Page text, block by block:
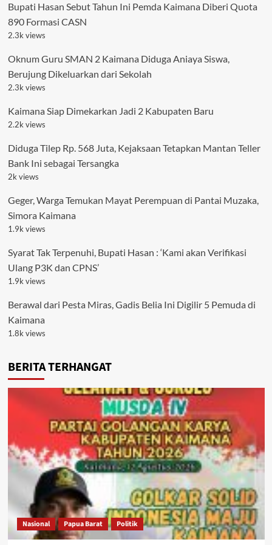
Bupati Hasan Sebut Tahun Ini Pemda Kaimana Diberi Quota
890 Formasi CASN
2.3k views
Oknum Guru SMAN 2 Kaimana Diduga Aniaya Siswa,
Berujung Dikeluarkan dari Sekolah
2.3k views
Kaimana Siap Dimekarkan Jadi 2 Kabupaten Baru
2.2k views
Diduga Tilep Rp. 568 Juta, Kejaksaan Tetapkan Mantan Teller
Bank Ini sebagai Tersangka
2k views
Geger, Warga Temukan Mayat Perempuan di Pantai Muzaka,
Simora Kaimana
1.9k views
Syarat Tak Terpenuhi, Bupati Hasan : ‘Kami akan Verifikasi
Ulang P3K dan CPNS’
1.9k views
Berawal dari Pesta Miras, Gadis Belia Ini Digilir 5 Pemuda di
Kaimana
1.8k views
BERITA TERHANGAT
Nasional Papua Barat Politik